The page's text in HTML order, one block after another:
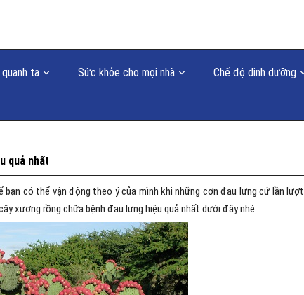
ta Sức khỏe cho mọi nhà Chế độ dinh dưỡng
quả nhất
có thể vận động theo ý của mình khi những cơn đau lưng cứ lần lượt
xương rồng chữa bệnh đau lưng hiệu quả nhất dưới đây nhé.